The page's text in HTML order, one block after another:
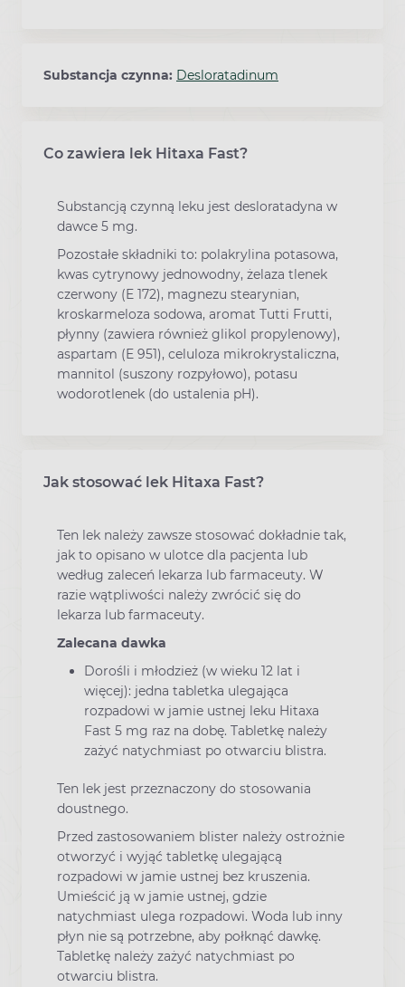
Substancja czynna: Desloratadinum
Co zawiera lek Hitaxa Fast?
Substancją czynną leku jest desloratadyna w
dawce 5 mg.
Pozostałe składniki to: polakrylina potasowa,
kwas cytrynowy jednowodny, żelaza tlenek
czerwony (E 172), magnezu stearynian,
kroskarmeloza sodowa, aromat Tutti Frutti,
płynny (zawiera również glikol propylenowy),
aspartam (E 951), celuloza mikrokrystaliczna,
mannitol (suszony rozpyłowo), potasu
wodorotlenek (do ustalenia pH).
Jak stosować lek Hitaxa Fast?
Ten lek należy zawsze stosować dokładnie tak,
jak to opisano w ulotce dla pacjenta lub
według zaleceń lekarza lub farmaceuty. W
razie wątpliwości należy zwrócić się do
lekarza lub farmaceuty.
Zalecana dawka
Dorośli i młodzież (w wieku 12 lat i
więcej): jedna tabletka ulegająca
rozpadowi w jamie ustnej leku Hitaxa
Fast 5 mg raz na dobę. Tabletkę należy
zażyć natychmiast po otwarciu blistra.
Ten lek jest przeznaczony do stosowania
doustnego.
Przed zastosowaniem blister należy ostrożnie
otworzyć i wyjąć tabletkę ulegającą
rozpadowi w jamie ustnej bez kruszenia.
Umieścić ją w jamie ustnej, gdzie
natychmiast ulega rozpadowi. Woda lub inny
płyn nie są potrzebne, aby połknąć dawkę.
Tabletkę należy zażyć natychmiast po
otwarciu blistra.